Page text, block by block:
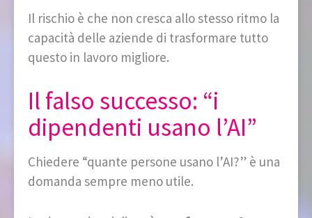
Il rischio è che non cresca allo stesso ritmo la
capacità delle aziende di trasformare tutto
questo in lavoro migliore.
Il falso successo: “i
dipendenti usano l’AI”
Chiedere “quante persone usano l’AI?” è una
domanda sempre meno utile.